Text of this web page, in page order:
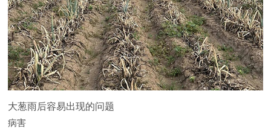
大葱雨后容易出现的问题
病害